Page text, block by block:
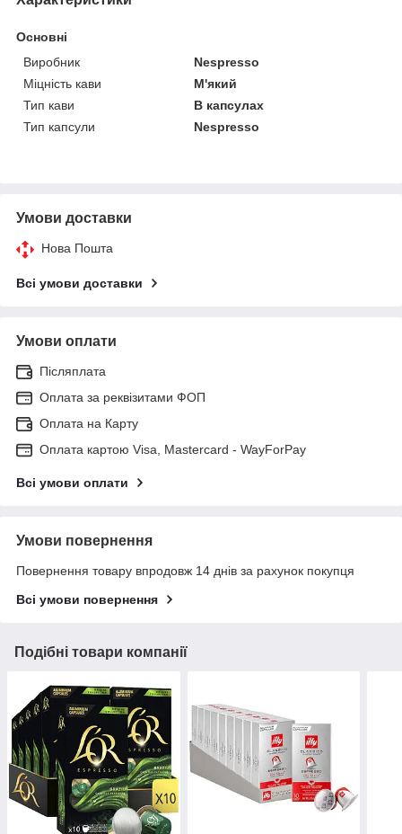
Основні
Виробник
Nespresso
Міцність кави
М'який
Тип кави
В капсулах
Тип капсули
Nespresso
Умови доставки
Нова Пошта
Всі умови доставки
Умови оплати
Післяплата
Оплата за реквізитами ФОП
Оплата на Карту
Оплата картою Visa, Mastercard - WayForPay
Всі умови оплати
Умови повернення
Повернення товару впродовж 14 днів за рахунок покупця
Всі умови повернення
Подібні товари компанії